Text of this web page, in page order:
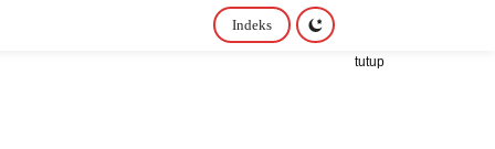
Indeks
tutup